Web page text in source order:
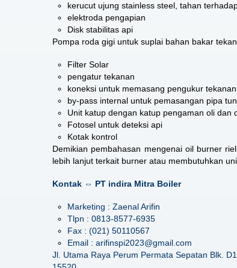
kerucut ujung stainless steel, tahan
elektroda pengapian
Disk stabilitas api
Pompa roda gigi untuk suplai bahan bakar
Filter Solar
pengatur tekanan
koneksi untuk memasang pengukur
by-pass internal untuk pemasangan pipa
Unit katup dengan katup pengaman oli
Fotosel untuk deteksi api
Kotak kontrol
Demikian pembahasan mengenai oil burner
lebih lanjut terkait burner atau membutuhkan
Kontak ⇔ PT indira Mitra Boiler
Marketing : Zaenal Arifin
Tlpn : 0813-8577-6935
Fax : (021) 50110567
Email : arifinspi2023@gmail.com
Jl. Utama Raya Perum Permata Sepatan Blk.